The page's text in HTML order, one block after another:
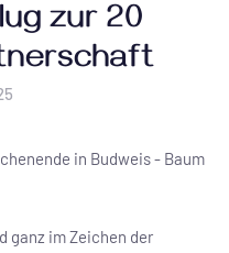
zur 20
in Budweis - Baum
ganz im Zeichen der